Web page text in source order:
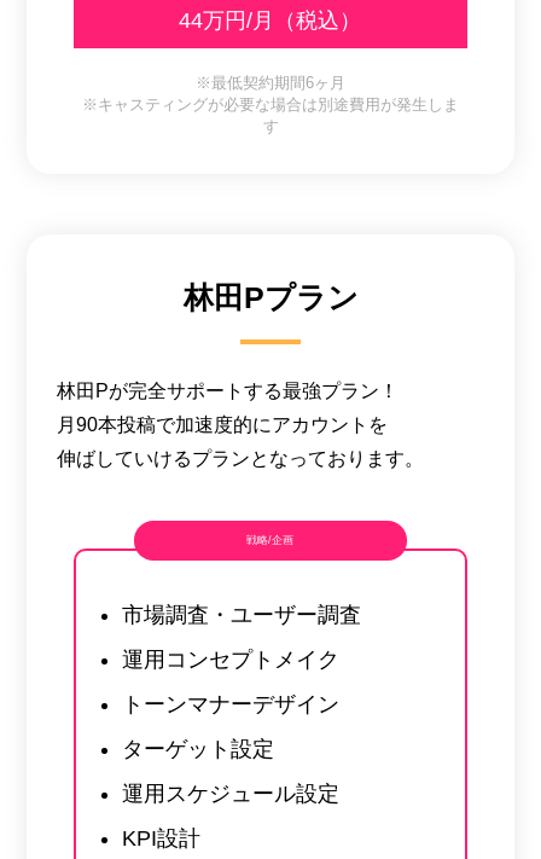
44万円/月（税込）
※最低契約期間6ヶ月
※キャスティングが必要な場合は別途費用が発生しま
す
林田Pプラン
林田Pが完全サポートする最強プラン！
月90本投稿で加速度的にアカウントを
伸ばしていけるプランとなっております。
戦略/企画
市場調査・ユーザー調査
運用コンセプトメイク
トーンマナーデザイン
ターゲット設定
運用スケジュール設定
KPI設計